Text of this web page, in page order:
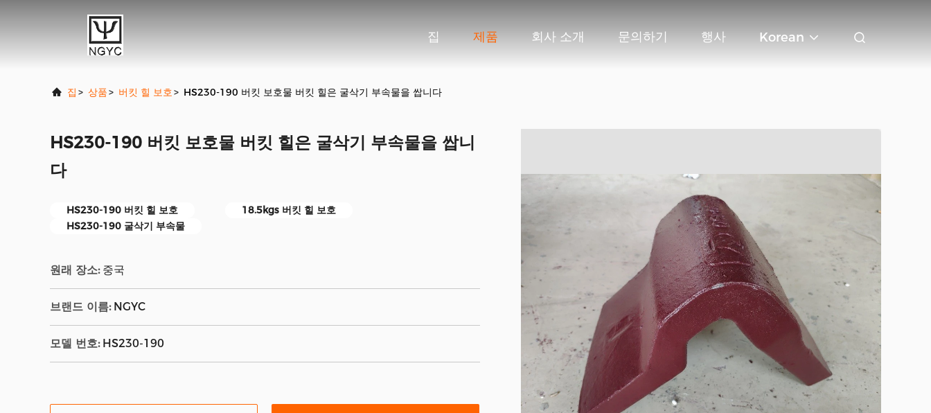
집 제품 회사 소개 문의하기 행사 Korean
집 > 상품> 버킷 힐 보호> HS230-190 버킷 보호물 버킷 힐은 굴삭기 부속물을 쌉니다
HS230-190 버킷 보호물 버킷 힐은 굴삭기 부속물을 쌉니
다
HS230-190 버킷 힐 보호
18.5kgs 버킷 힐 보호
HS230-190 굴삭기 부속물
원래 장소: 중국
브랜드 이름: NGYC
모델 번호: HS230-190